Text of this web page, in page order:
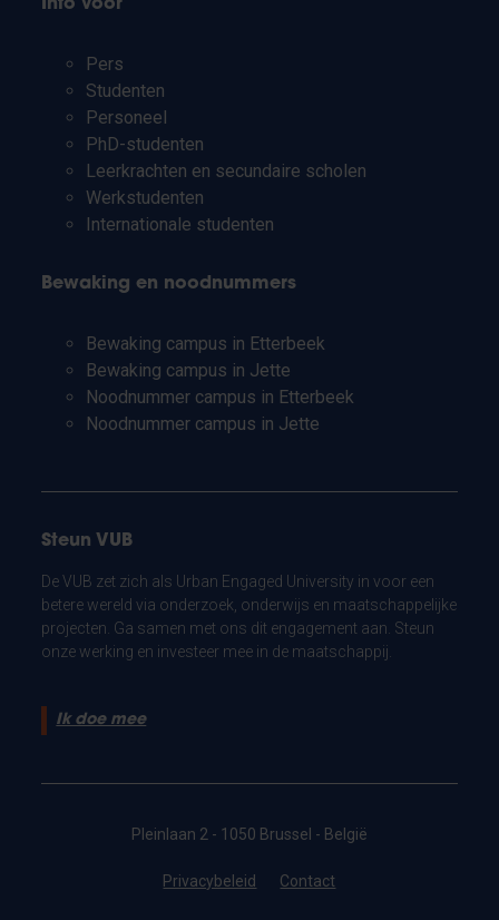
Info voor
Pers
Studenten
Personeel
PhD-studenten
Leerkrachten en secundaire scholen
Werkstudenten
Internationale studenten
Bewaking en noodnummers
Bewaking campus in Etterbeek
Bewaking campus in Jette
Noodnummer campus in Etterbeek
Noodnummer campus in Jette
Steun VUB
De VUB zet zich als Urban Engaged University in voor een
betere wereld via onderzoek, onderwijs en maatschappelijke
projecten. Ga samen met ons dit engagement aan. Steun
onze werking en investeer mee in de maatschappij.
Ik doe mee
Pleinlaan 2 - 1050 Brussel - België
Privacybeleid Contact